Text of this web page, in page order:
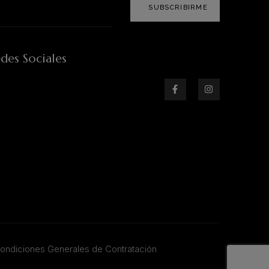
SUBSCRIBIRME
Sociales
Generales de Contratación